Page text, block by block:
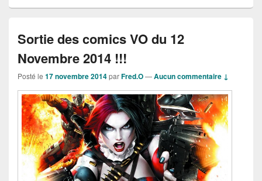
Sortie des comics VO du 12
Novembre 2014 !!!
Posté le 17 novembre 2014parFred.O—Aucun commentaire ↓